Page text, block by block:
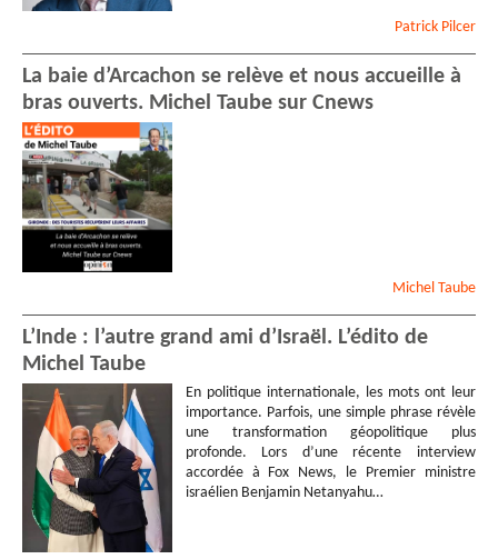
Patrick Pilcer
La baie d’Arcachon se relève et nous accueille à
bras ouverts. Michel Taube sur Cnews
Michel Taube
L’Inde : l’autre grand ami d’Israël. L’édito de
Michel Taube
En politique internationale, les mots ont leur
importance. Parfois, une simple phrase révèle
une transformation géopolitique plus
profonde. Lors d’une récente interview
accordée à Fox News, le Premier ministre
israélien Benjamin Netanyahu…